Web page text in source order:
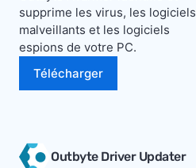
supprime les virus, les logiciels
malveillants et les logiciels
espions de votre PC.
Télécharger
Outbyte Driver Updater